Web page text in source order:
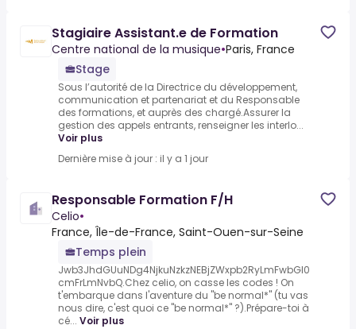
Stagiaire Assistant.e de Formation
Centre national de la musique•Paris, France
Stage
Sous l’autorité de la Directrice du développement,
communication et partenariat et du Responsable
des formations, et auprès des chargé.Assurer la
gestion des appels entrants, renseigner les interlo...
Voir plus
Dernière mise à jour : il y a 1 jour
Responsable Formation F/H
Celio•
France, Île-de-France, Saint-Ouen-sur-Seine
Temps plein
Jwb3JhdGUuNDg4NjkuNzkzNEBjZWxpb2RyLmFwbGl0
cmFrLmNvbQ.Chez celio, on casse les codes ! On
t'embarque dans l'aventure du "be normal*" (tu vas
nous dire, c'est quoi ce "be normal*" ?).Prépare-toi à
cé... Voir plus